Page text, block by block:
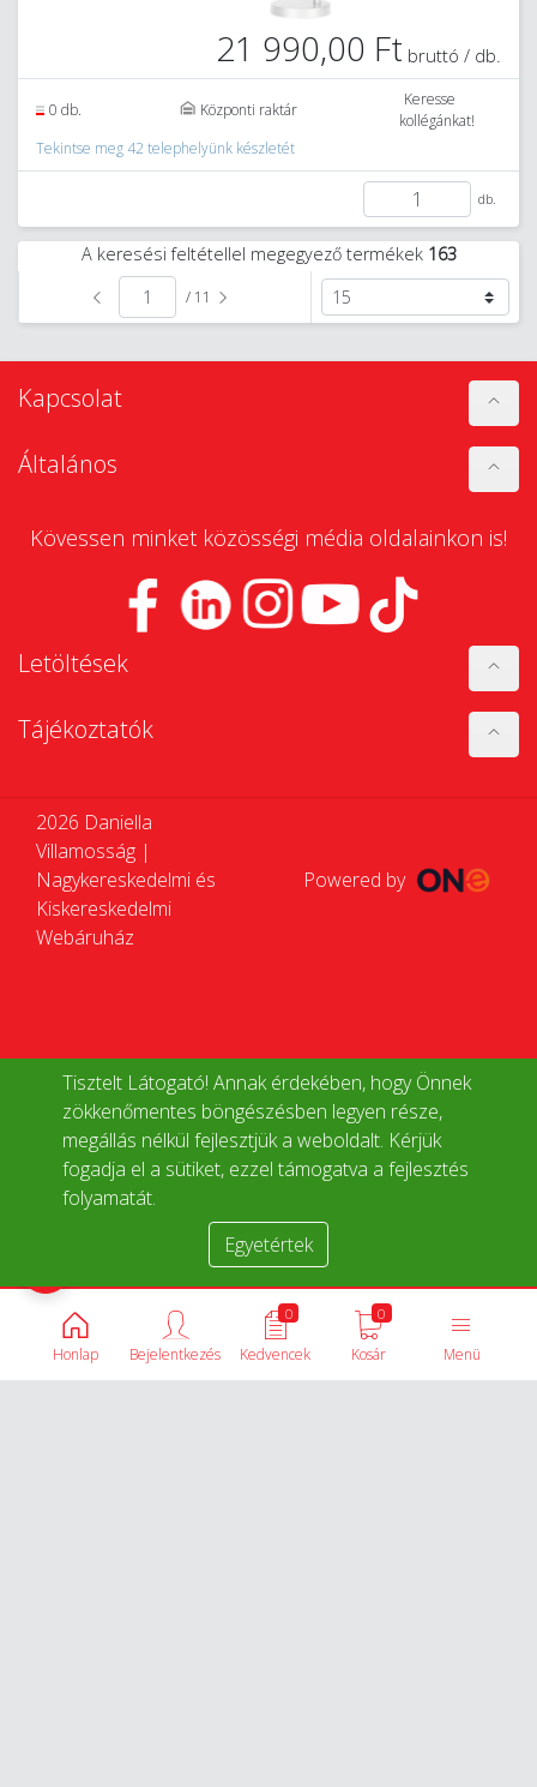
Tisztelt Látogató! Annak érdekében, hogy Önnek
zökkenőmentes böngészésben legyen része,
megállás nélkül fejlesztjük a weboldalt. Kérjük
fogadja el a sütiket, ezzel támogatva a fejlesztés
folyamatát.
Egyetértek
21 990,00 Ft bruttó / db.
0 db. Központi raktár
Keresse
kollégánkat!
Tekintse meg 42 telephelyünk készletét
db.
A keresési feltétellel megegyező termékek 163
/ 11
Kapcsolat
Általános
Kövessen minket közösségi média oldalainkon is!
Letöltések
Tájékoztatók
2026 Daniella
Villamosság |
Nagykereskedelmi és
Kiskereskedelmi
Webáruház
Powered by
Honlap Menü
0
Kosár
0
Kedvencek
Bejelentkezés
Termékek összehasonlítása